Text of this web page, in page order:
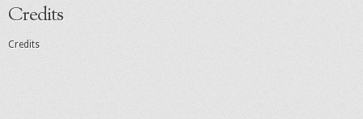
Credits
Credits